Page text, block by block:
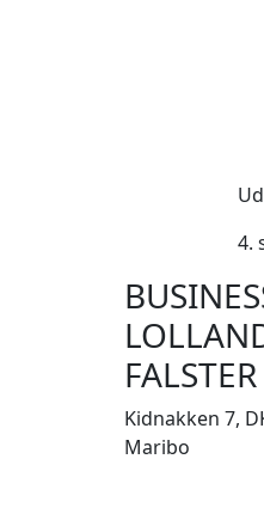
4.
FALSTER
Kidnakken 7,
Maribo